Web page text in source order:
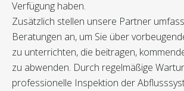
Verfügung haben.
Zusätzlich stellen unsere Partner
Beratungen an, um Sie über
zu unterrichten, die beitragen,
zu abwenden. Durch regelmäßige
professionelle Inspektion der